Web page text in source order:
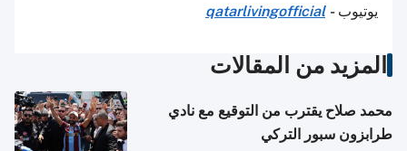
يوتيوب-
qatarlivingofficial
المزيد من المقالات
محمد صلاح يقترب من التوقيع مع نادي
طرابزون سبور التركي